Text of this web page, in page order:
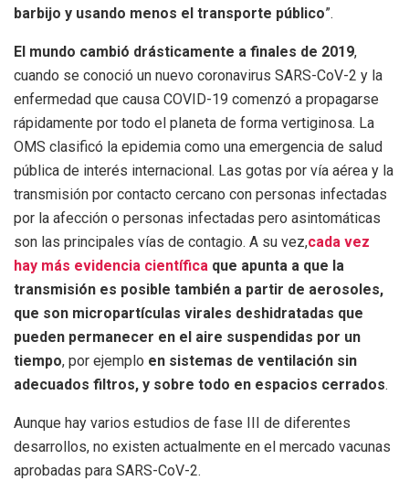
barbijo y usando menos el transporte público”.
El mundo cambió drásticamente a finales de 2019,
cuando se conoció un nuevo coronavirus SARS-CoV-2 y la
enfermedad que causa COVID-19 comenzó a propagarse
rápidamente por todo el planeta de forma vertiginosa. La
OMS clasificó la epidemia como una emergencia de salud
pública de interés internacional. Las gotas por vía aérea y la
transmisión por contacto cercano con personas infectadas
por la afección o personas infectadas pero asintomáticas
son las principales vías de contagio. A su vez,cada vez
hay más evidencia científica que apunta a que la
transmisión es posible también a partir de aerosoles,
que son micropartículas virales deshidratadas que
pueden permanecer en el aire suspendidas por un
tiempo, por ejemplo en sistemas de ventilación sin
adecuados filtros, y sobre todo en espacios cerrados.
Aunque hay varios estudios de fase III de diferentes
desarrollos, no existen actualmente en el mercado vacunas
aprobadas para SARS-CoV-2.